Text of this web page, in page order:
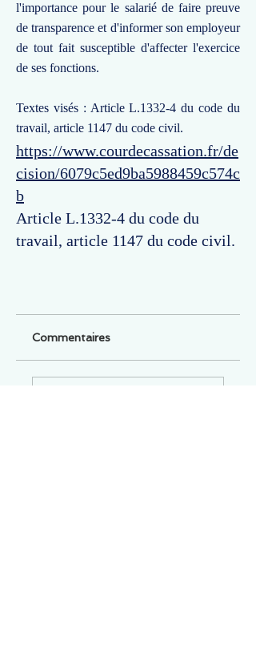
l'importance pour le salarié de faire preuve
de transparence et d'informer son employeur
de tout fait susceptible d'affecter l'exercice
de ses fonctions.
Textes visés : Article L.1332-4 du code du
travail, article 1147 du code civil.
https://www.courdecassation.fr/de
cision/6079c5ed9ba5988459c574c
b
Article L.1332-4 du code du
travail, article 1147 du code civil.
Commentaires